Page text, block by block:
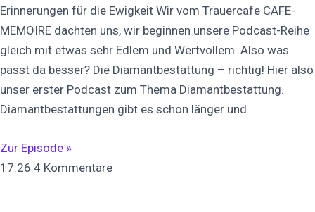
Erinnerungen für die Ewigkeit Wir vom Trauercafe CAFE-
MEMOIRE dachten uns, wir beginnen unsere Podcast-Reihe
gleich mit etwas sehr Edlem und Wertvollem. Also was
passt da besser? Die Diamantbestattung – richtig! Hier also
unser erster Podcast zum Thema Diamantbestattung.
Diamantbestattungen gibt es schon länger und
Zur Episode »
17:26 4 Kommentare